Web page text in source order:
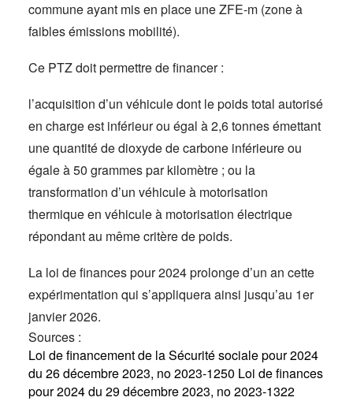
commune ayant mis en place une ZFE-m (zone à
faibles émissions mobilité).
Ce PTZ doit permettre de financer :
l’acquisition d’un véhicule dont le poids total autorisé
en charge est inférieur ou égal à 2,6 tonnes émettant
une quantité de dioxyde de carbone inférieure ou
égale à 50 grammes par kilomètre ; ou la
transformation d’un véhicule à motorisation
thermique en véhicule à motorisation électrique
répondant au même critère de poids.
La loi de finances pour 2024 prolonge d’un an cette
expérimentation qui s’appliquera ainsi jusqu’au 1er
janvier 2026.
Sources :
Loi de financement de la Sécurité sociale pour 2024
du 26 décembre 2023, no 2023-1250 Loi de finances
pour 2024 du 29 décembre 2023, no 2023-1322